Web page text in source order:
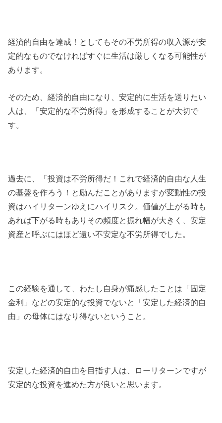
経済的自由を達成！としてもその不労所得の収入源が安
定的なものでなければすぐに生活は厳しくなる可能性が
あります。
そのため、経済的自由になり、安定的に生活を送りたい
人は、「安定的な不労所得」を形成することが大切で
す。
過去に、「投資は不労所得だ！これで経済的自由な人生
の基盤を作ろう！と励んだことがありますが変動性の投
資はハイリターンゆえにハイリスク。価値が上がる時も
あれば下がる時もありその頻度と振れ幅が大きく、安定
資産と呼ぶにはほど遠い不安定な不労所得でした。
この経験を通して、わたし自身が痛感したことは「固定
金利」などの安定的な投資でないと「安定した経済的自
由」の母体にはなり得ないということ。
安定した経済的自由を目指す人は、ローリターンですが
安定的な投資を進めた方が良いと思います。